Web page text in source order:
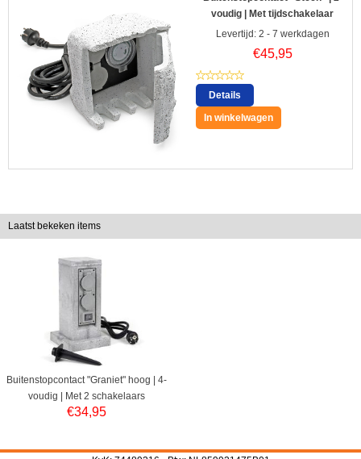
voudig | Met tijdschakelaar
Levertijd: 2 - 7 werkdagen
€45,95
Details
In winkelwagen
Laatst bekeken items
Buitenstopcontact "Graniet" hoog | 4-
voudig | Met 2 schakelaars
€34,95